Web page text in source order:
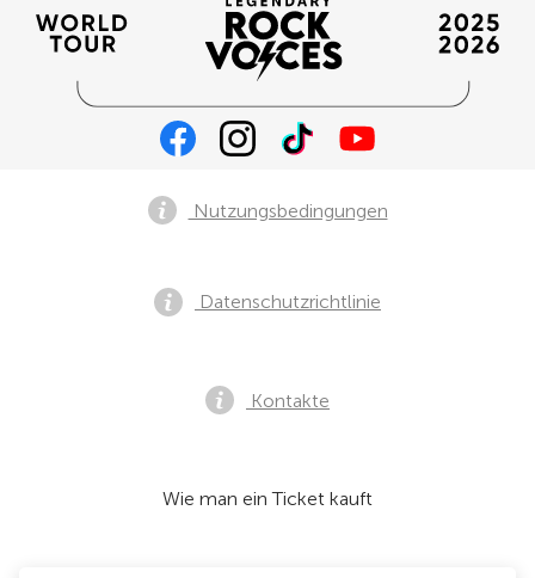
Nutzungsbedingungen
Datenschutzrichtlinie
Kontakte
Wie man ein Ticket kauft